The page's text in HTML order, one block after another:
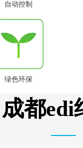
自动控制
绿色环保
成都edi